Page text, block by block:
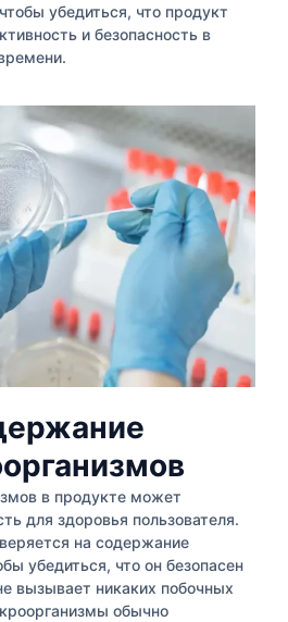
убедиться, что продукт
и безопасность в
в продукте может
для здоровья пользователя.
на содержание
убедиться, что он безопасен
вызывает никаких побочных
обычно